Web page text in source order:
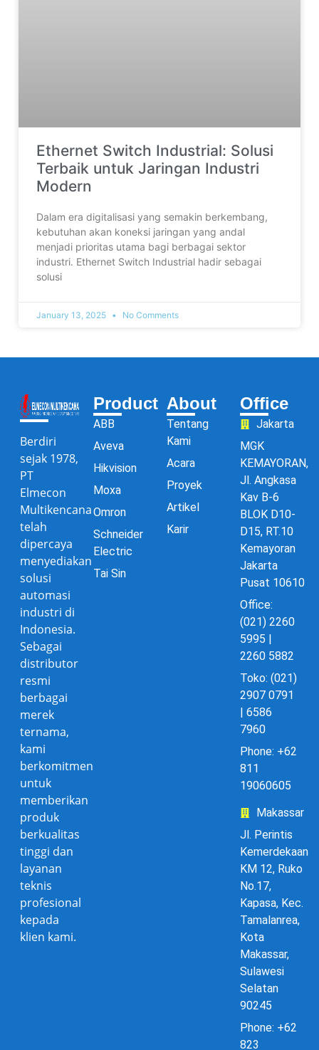
Ethernet Switch Industrial: Solusi
Terbaik untuk Jaringan Industri
Modern
Dalam era digitalisasi yang semakin berkembang,
kebutuhan akan koneksi jaringan yang andal
menjadi prioritas utama bagi berbagai sektor
industri. Ethernet Switch Industrial hadir sebagai
solusi
January 13, 2025 No Comments
Berdiri
sejak 1978,
PT
Elmecon
Multikencana
telah
dipercaya
menyediakan
solusi
automasi
industri di
Indonesia.
Sebagai
distributor
resmi
berbagai
merek
ternama,
kami
berkomitmen
untuk
memberikan
produk
berkualitas
tinggi dan
layanan
teknis
profesional
kepada
klien kami.
Product
ABB
Aveva
Hikvision
Moxa
Omron
Schneider
Electric
Tai Sin
About
Tentang
Kami
Acara
Proyek
Artikel
Karir
Office
Jakarta
MGK
KEMAYORAN,
Jl. Angkasa
Kav B-6
BLOK D10-
D15, RT.10
Kemayoran
Jakarta
Pusat 10610
Office:
(021) 2260
5995 |
2260 5882
Toko: (021)
2907 0791
| 6586
7960
Phone: +62
811
19060605
Makassar
Jl. Perintis
Kemerdekaan
KM 12, Ruko
No.17,
Kapasa, Kec.
Tamalanrea,
Kota
Makassar,
Sulawesi
Selatan
90245
Phone: +62
823